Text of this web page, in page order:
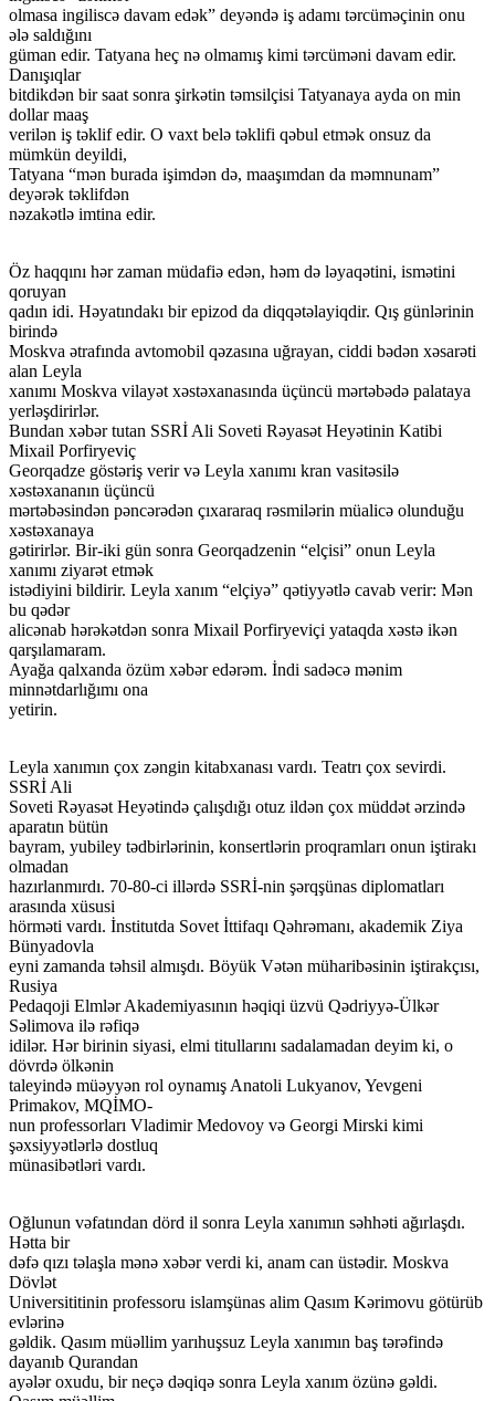
olmasa ingiliscə davam edək” deyəndə iş adamı tərcüməçinin onu
ələ saldığını
güman edir. Tatyana heç nə olmamış kimi tərcüməni davam edir.
Danışıqlar
bitdikdən bir saat sonra şirkətin təmsilçisi Tatyanaya ayda on min
dollar maaş
verilən iş təklif edir. O vaxt belə təklifi qəbul etmək onsuz da
mümkün deyildi,
Tatyana “mən burada işimdən də, maaşımdan da məmnunam”
deyərək təklifdən
nəzakətlə imtina edir.
Öz haqqını hər zaman müdafiə edən, həm də ləyaqətini, ismətini
qoruyan
qadın idi. Həyatındakı bir epizod da diqqətəlayiqdir. Qış günlərinin
birində
Moskva ətrafında avtomobil qəzasına uğrayan, ciddi bədən xəsarəti
alan Leyla
xanımı Moskva vilayət xəstəxanasında üçüncü mərtəbədə palataya
yerləşdirirlər.
Bundan xəbər tutan SSRİ Ali Soveti Rəyasət Heyətinin Katibi
Mixail Porfiryeviç
Georqadze göstəriş verir və Leyla xanımı kran vasitəsilə
xəstəxananın üçüncü
mərtəbəsindən pəncərədən çıxararaq rəsmilərin müalicə olunduğu
xəstəxanaya
gətirirlər. Bir-iki gün sonra Georqadzenin “elçisi” onun Leyla
xanımı ziyarət etmək
istədiyini bildirir. Leyla xanım “elçiyə” qətiyyətlə cavab verir: Mən
bu qədər
alicənab hərəkətdən sonra Mixail Porfiryeviçi yataqda xəstə ikən
qarşılamaram.
Ayağa qalxanda özüm xəbər edərəm. İndi sadəcə mənim
minnətdarlığımı ona
yetirin.
Leyla xanımın çox zəngin kitabxanası vardı. Teatrı çox sevirdi.
SSRİ Ali
Soveti Rəyasət Heyətində çalışdığı otuz ildən çox müddət ərzində
aparatın bütün
bayram, yubiley tədbirlərinin, konsertlərin proqramları onun iştirakı
olmadan
hazırlanmırdı. 70-80-ci illərdə SSRİ-nin şərqşünas diplomatları
arasında xüsusi
hörməti vardı. İnstitutda Sovet İttifaqı Qəhrəmanı, akademik Ziya
Bünyadovla
eyni zamanda təhsil almışdı. Böyük Vətən müharibəsinin iştirakçısı,
Rusiya
Pedaqoji Elmlər Akademiyasının həqiqi üzvü Qədriyyə-Ülkər
Səlimova ilə rəfiqə
idilər. Hər birinin siyasi, elmi titullarını sadalamadan deyim ki, o
dövrdə ölkənin
taleyində müəyyən rol oynamış Anatoli Lukyanov, Yevgeni
Primakov, MQİMO-
nun professorları Vladimir Medovoy və Georgi Mirski kimi
şəxsiyyətlərlə dostluq
münasibətləri vardı.
Oğlunun vəfatından dörd il sonra Leyla xanımın səhhəti ağırlaşdı.
Hətta bir
dəfə qızı təlaşla mənə xəbər verdi ki, anam can üstədir. Moskva
Dövlət
Universititinin professoru islamşünas alim Qasım Kərimovu götürüb
evlərinə
gəldik. Qasım müəllim yarıhuşsuz Leyla xanımın baş tərəfində
dayanıb Qurandan
ayələr oxudu, bir neçə dəqiqə sonra Leyla xanım özünə gəldi.